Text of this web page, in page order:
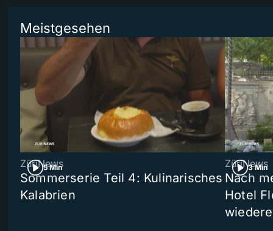
Meistgesehen
5 Min
ZüriNews
Sommerserie Teil 4: Kulinarisches
Kalabrien
3 Min
ZüriNews
Nach
Hotel